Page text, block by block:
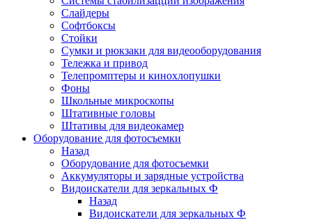
Слайдеры
Софтбоксы
Стойки
Сумки и рюкзаки для видеооборудования
Тележка и привод
Телепромптеры и кинохлопушки
Фоны
Школьные микроскопы
Штативные головы
Штативы для видеокамер
Оборудование для фотосъемки
Назад
Оборудование для фотосъемки
Аккумуляторы и зарядные устройства
Видоискатели для зеркальных Ф
Назад
Видоискатели для зеркальных Ф